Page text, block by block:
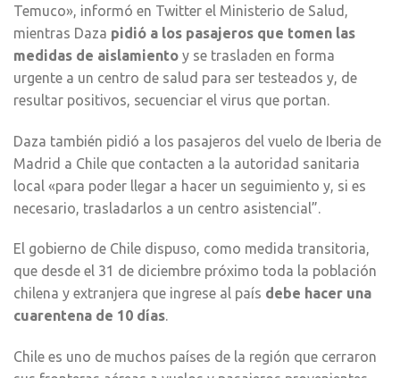
Temuco», informó en Twitter el Ministerio de Salud,
mientras Daza pidió a los pasajeros que tomen las
medidas de aislamiento y se trasladen en forma
urgente a un centro de salud para ser testeados y, de
resultar positivos, secuenciar el virus que portan.
Daza también pidió a los pasajeros del vuelo de Iberia de
Madrid a Chile que contacten a la autoridad sanitaria
local «para poder llegar a hacer un seguimiento y, si es
necesario, trasladarlos a un centro asistencial”.
El gobierno de Chile dispuso, como medida transitoria,
que desde el 31 de diciembre próximo toda la población
chilena y extranjera que ingrese al país debe hacer una
cuarentena de 10 días.
Chile es uno de muchos países de la región que cerraron